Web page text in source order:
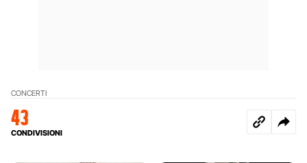
CONCERTI
43
CONDIVISIONI